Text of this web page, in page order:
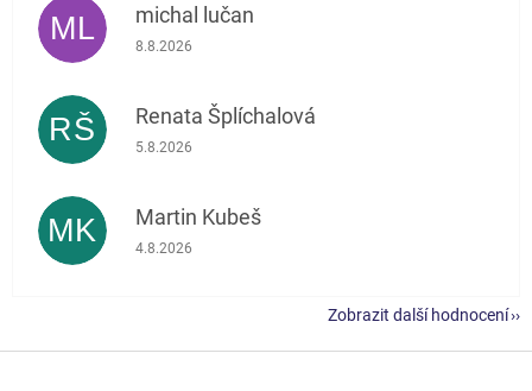
ML michal lučan
Hodnocení obchodu je 5 z 5 hvězdiček.
8.8.2026
RŠ Renata Šplíchalová
Hodnocení obchodu je 5 z 5 hvězdiček.
5.8.2026
MK Martin Kubeš
Hodnocení obchodu je 5 z 5 hvězdiček.
4.8.2026
Zobrazit další hodnocení